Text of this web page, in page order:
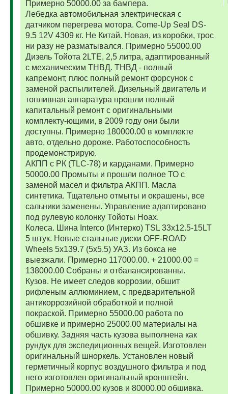
Примерно 50000.00 за бампера.
Лебедка автомобильная электрическая с
датчиком перегрева мотора. Come-Up Seal DS-
9.5 12V 4309 кг. Не Китай. Новая, из коробки, трос
ни разу не разматывался. Примерно 55000.00
Дизель Тойота 2LTE, 2,5 литра, адаптированный
с механическим ТНВД. ТНВД - полный
капремонт, плюс полный ремонт форсунок с
заменой распылителей. Дизельный двигатель и
топливная аппаратура прошли полный
капитальный ремонт с оригинальными
комплекту-ющими, в 2009 году они были
доступны. Примерно 180000.00 в комплекте
авто, отдельно дороже. Работоспособность
продемонстрирую.
АКПП с РК (TLC-78) и карданами. Примерно
50000.00 Промыты и прошли полное ТО с
заменой масел и фильтра АКПП. Масла
синтетика. Тщательно отмыты и окрашены, все
сальники заменены. Управление адаптировано
под рулевую колонку Тойоты Ноах.
Колеса. Шина Interco (Интерко) TSL 33x12.5-15LT
5 штук. Новые стальные диски OFF-ROAD
Wheels 5x139.7 (5x5.5) УАЗ. Из бокса не
выезжали. Примерно 117000.00. + 21000.00 =
138000.00 Собраны и отбалансированны.
Кузов. Не имеет следов коррозии, обшит
рифленым аллюминием, с предварительной
антикоррозийной обработкой и полной
покраской. Примерно 55000.00 работа по
обшивке и примерно 25000.00 материалы на
обшивку. Задняя часть кузова выполнена как
рундук для экспедиционных вещей. Изготовлен
оригинальный шноркель. Установлен новый
герметичный корпус воздушного фильтра и под
него изготовлен оригинальный кронштейн.
Примерно 50000.00 кузов и 80000.00 обшивка.